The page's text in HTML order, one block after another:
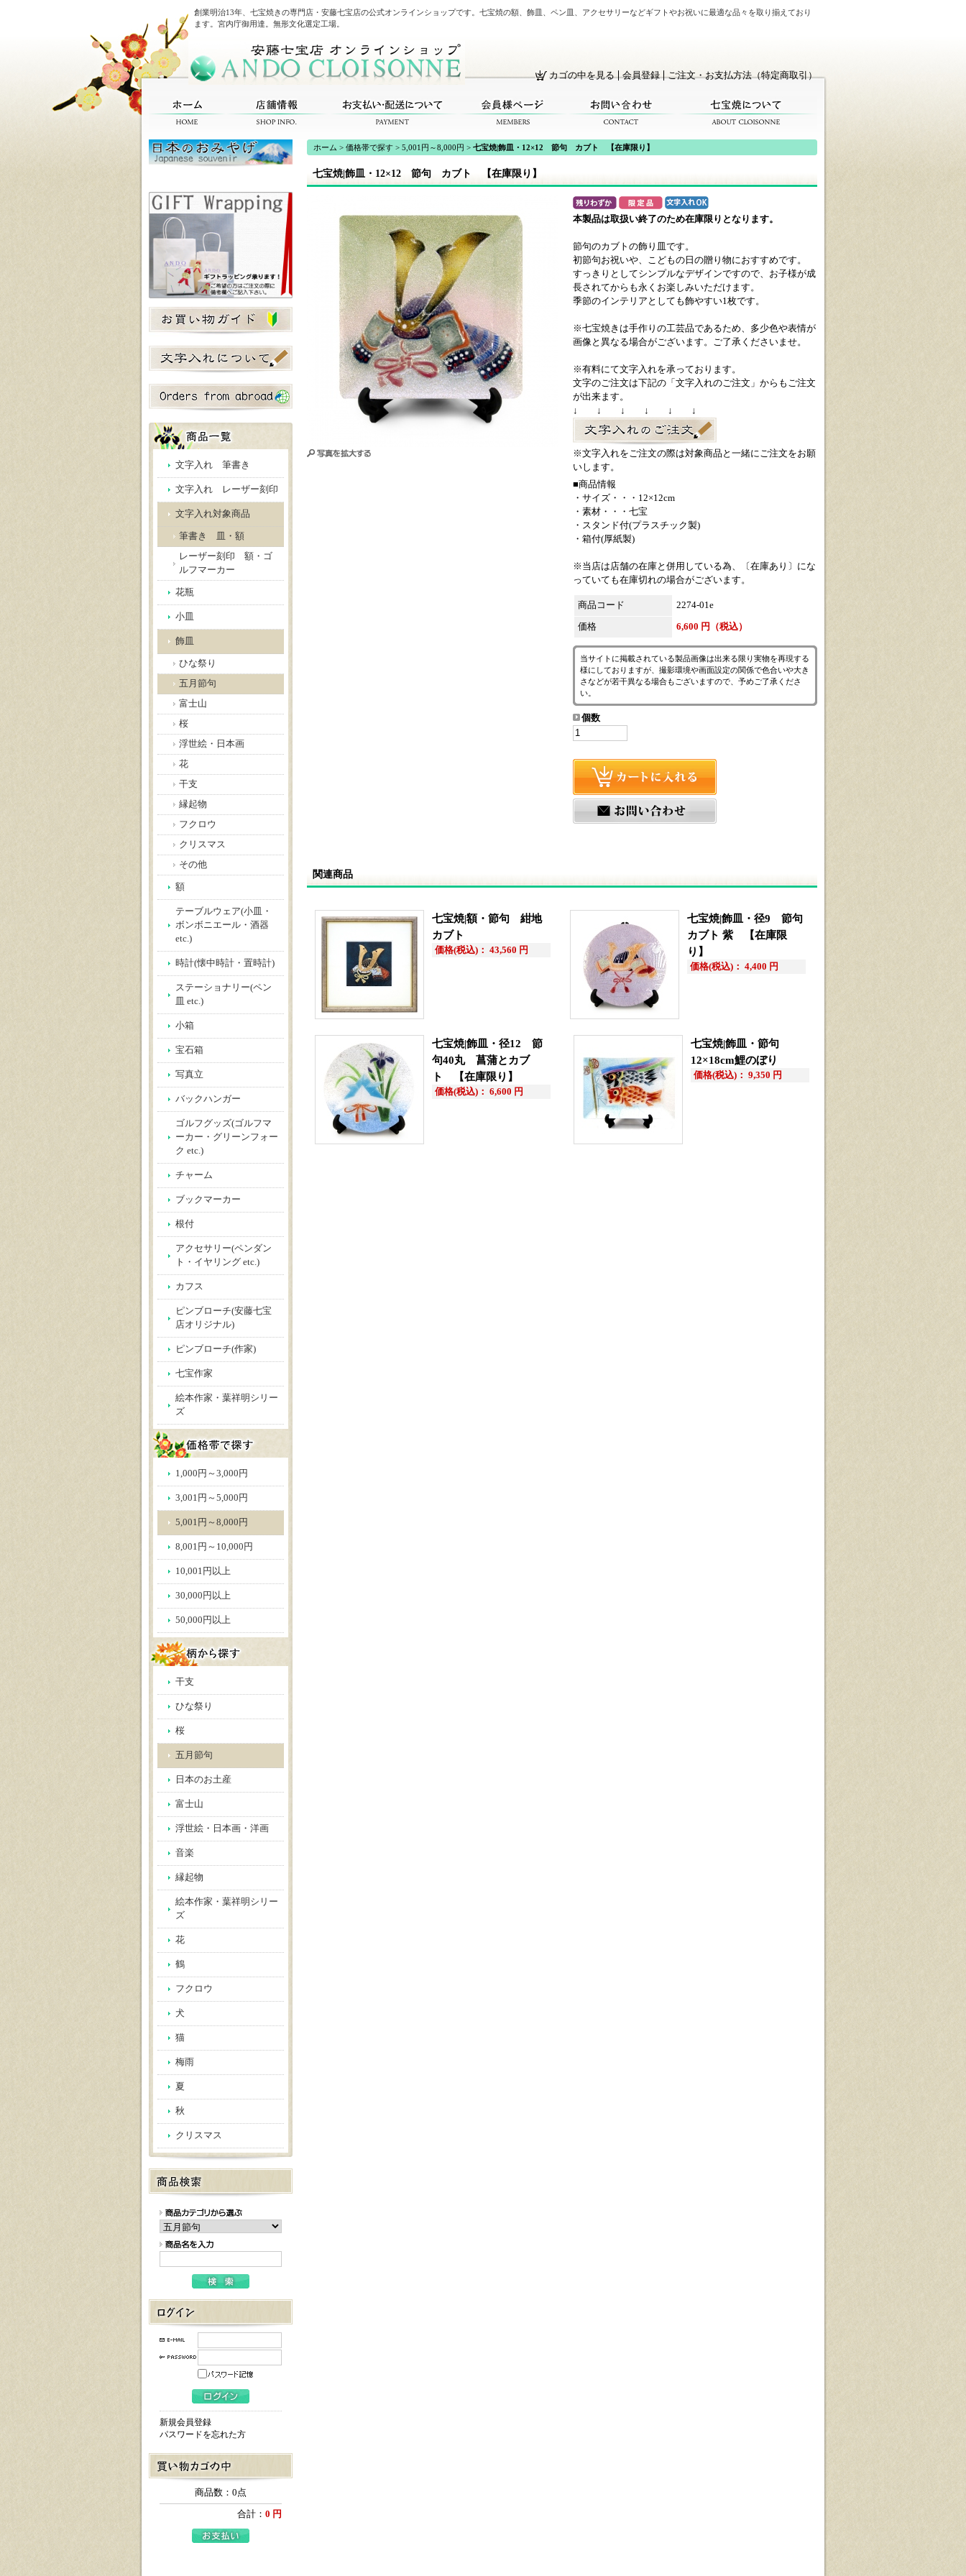
創業明治13年、七宝焼きの専門店・安藤七宝店の公式オンラインショップです。七宝焼の額、飾皿、ペン皿、アクセサリーなどギフトやお祝いに最適な品々を取り揃えており
ます。宮内庁御用達。無形文化選定工場。
カゴの中を見る 会員登録 ご注文・お支払方法（特定商取引）
文字入れ 筆書き
文字入れ レーザー刻印
文字入れ対象商品
筆書き 皿・額
レーザー刻印 額・ゴ
ルフマーカー
花瓶
小皿
飾皿
ひな祭り
五月節句
富士山
桜
浮世絵・日本画
花
干支
縁起物
フクロウ
クリスマス
その他
額
テーブルウェア(小皿・
ボンボニエール・酒器
etc.)
時計(懐中時計・置時計)
ステーショナリー(ペン
皿 etc.)
小箱
宝石箱
写真立
バックハンガー
ゴルフグッズ(ゴルフマ
ーカー・グリーンフォー
ク etc.)
チャーム
ブックマーカー
根付
アクセサリー(ペンダン
ト・イヤリング etc.)
カフス
ピンブローチ(安藤七宝
店オリジナル)
ピンブローチ(作家)
七宝作家
絵本作家・葉祥明シリー
ズ
1,000円～3,000円
3,001円～5,000円
5,001円～8,000円
8,001円～10,000円
10,001円以上
30,000円以上
50,000円以上
干支
ひな祭り
桜
五月節句
日本のお土産
富士山
浮世絵・日本画・洋画
音楽
縁起物
絵本作家・葉祥明シリー
ズ
花
鶴
フクロウ
犬
猫
梅雨
夏
秋
クリスマス
新規会員登録
パスワードを忘れた方
商品数：0点
合計： 0 円
ホーム > 価格帯で探す > 5,001円～8,000円 > 七宝焼|飾皿・12×12 節句 カブト 【在庫限り】
七宝焼|飾皿・12×12 節句 カブト 【在庫限り】
本製品は取扱い終了のため在庫限りとなります。
節句のカブトの飾り皿です。
初節句お祝いや、こどもの日の贈り物におすすめです。
すっきりとしてシンプルなデザインですので、お子様が成
長されてからも永くお楽しみいただけます。
季節のインテリアとしても飾やすい1枚です。
※七宝焼きは手作りの工芸品であるため、多少色や表情が
画像と異なる場合がございます。ご了承くださいませ。
※有料にて文字入れを承っております。
文字のご注文は下記の「文字入れのご注文」からもご注文
が出来ます。
↓ ↓ ↓ ↓ ↓ ↓
※文字入れをご注文の際は対象商品と一緒にご注文をお願
いします。
■商品情報
・サイズ・・・12×12cm
・素材・・・七宝
・スタンド付(プラスチック製)
・箱付(厚紙製)
※当店は店舗の在庫と併用している為、〔在庫あり〕にな
っていても在庫切れの場合がございます。
商品コード 2274-01e
価格 6,600 円（税込）
当サイトに掲載されている製品画像は出来る限り実物を再現する
様にしておりますが、撮影環境や画面設定の関係で色合いや大き
さなどが若干異なる場合もございますので、予めご了承くださ
い。
個数
関連商品
七宝焼|額・節句 紺地
カブト
価格(税込)： 43,560 円
七宝焼|飾皿・径9 節句
カブト 紫 【在庫限
り】
価格(税込)： 4,400 円
七宝焼|飾皿・径12 節
句40丸 菖蒲とカブ
ト 【在庫限り】
価格(税込)： 6,600 円
七宝焼|飾皿・節句
12×18cm鯉のぼり
価格(税込)： 9,350 円